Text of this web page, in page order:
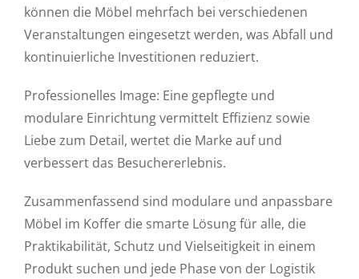
können die Möbel mehrfach bei verschiedenen
Veranstaltungen eingesetzt werden, was Abfall und
kontinuierliche Investitionen reduziert.
Professionelles Image: Eine gepflegte und
modulare Einrichtung vermittelt Effizienz sowie
Liebe zum Detail, wertet die Marke auf und
verbessert das Besuchererlebnis.
Zusammenfassend sind modulare und anpassbare
Möbel im Koffer die smarte Lösung für alle, die
Praktikabilität, Schutz und Vielseitigkeit in einem
Produkt suchen und jede Phase von der Logistik